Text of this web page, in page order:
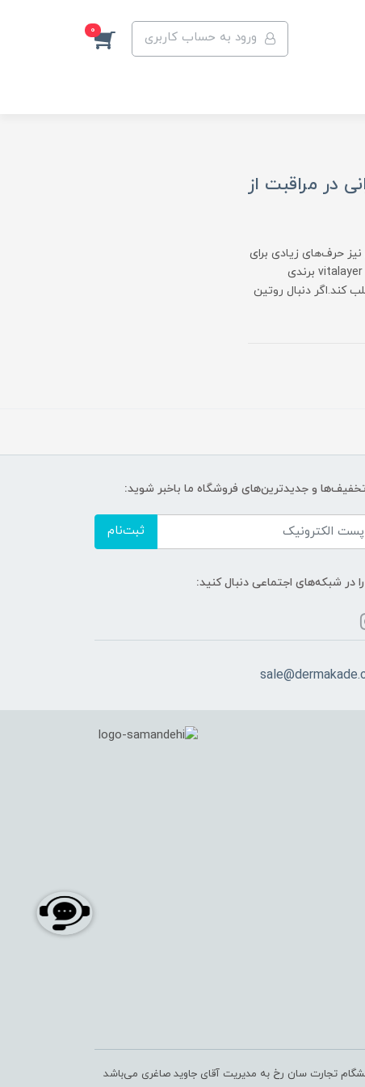
ورود به حساب کاربری 0
در مراقبت از
حرف‌های زیادی برای
گفتن دارند. یکی از موفق‌ترین آن‌ها بدون شک برند ویتالایر (ویتالیر) است؛ vitalayer برندی
کند.اگر دنبال روتین
تخفیف‌ها و جدیدترین‌های فروشگاه ما باخبر شوید:
ثبت‌نام
در شبکه‌های اجتماعی دنبال کنید:
تجارت سان رخ به مدیریت آقای جاوید صاغری می‌باشد